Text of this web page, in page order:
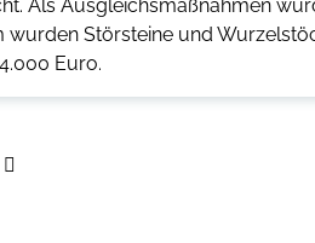
Als Ausgleichsmaßnahmen
wurden Störsteine und
Euro.